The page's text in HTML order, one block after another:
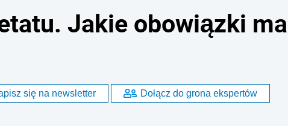
Jakie obowiązki ma
się na newsletter Dołącz do grona ekspertów